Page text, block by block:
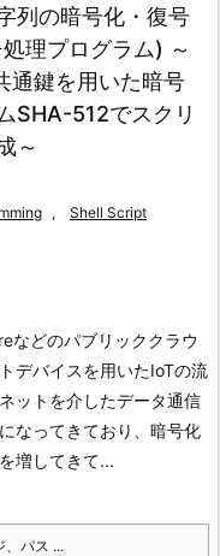
列の暗号化・復号
理プログラム) ～
通鍵を用いた暗号
SHA-512でスクリ
～
, Shell Script
などのパブリッククラウ
デバイスを用いたIoTの流
ットを介したデータ通信
なってきており、暗号化
増してきて...
、パス ...